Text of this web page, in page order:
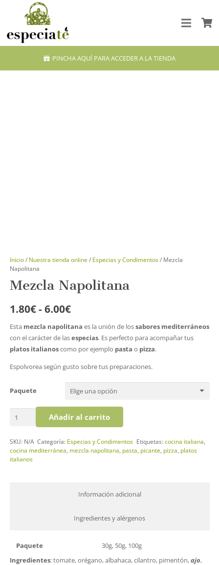
PINCHA AQUÍ PARA ACCEDER A LA TIENDA
Inicio/ Nuestra tienda online/ Especias y Condimentos/ Mezcla
Napolitana
Mezcla Napolitana
1.80€-6.00€Rango
precios:
desde
1.80€
hasta
Esta mezcla napolitana es la unión de lossabores mediterráneos
con el carácter de lasespecias. Es perfecto para acompañar tus
platos italianoscomo por ejemplo pasta o pizza.
Espolvorea según gusto sobre tus preparaciones.
Paquete
Napolitana
Añadir al carrito
SKU: N/A Categoría: Especias y Condimentos Etiquetas:cocina italiana
cocina mediterránea mezcla napolitana pasta picante, pizza platos
italianos
Información adicional
Ingredientes y alérgenos
Paquete
30g, 50g, 100g
Ingredientes: tomate, orégano, albahaca, cilantro, pimentón,ajo,